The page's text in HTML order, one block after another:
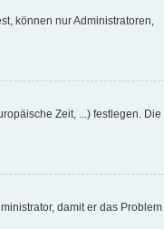
können nur Administratoren,
Zeit, ...) festlegen. Die
damit er das Problem